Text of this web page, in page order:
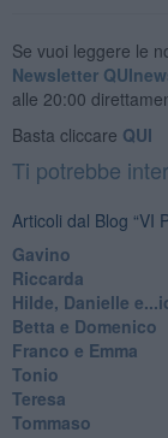
Se vuoi leggere le
Newsletter
alle 20:00
Basta cliccare QUI
Ti potrebbe
Articoli dal Blog “VI
Gavino
Riccarda
Hilde, Danielle
Betta e Domenico
​Franco e Emma
Tonio
Teresa
Tommaso